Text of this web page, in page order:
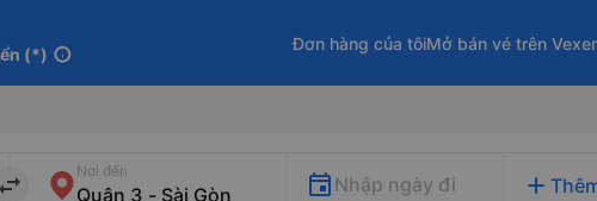
(*) info
Đơn hàng của tôiMở bán vé trên
import_export
Nơi đến
Nhập ngày đi add